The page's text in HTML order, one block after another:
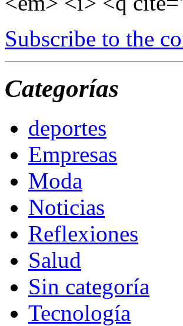
Subscribe to the
Categorías
deportes
Empresas
Moda
Noticias
Reflexiones
Salud
Sin categoría
Tecnología